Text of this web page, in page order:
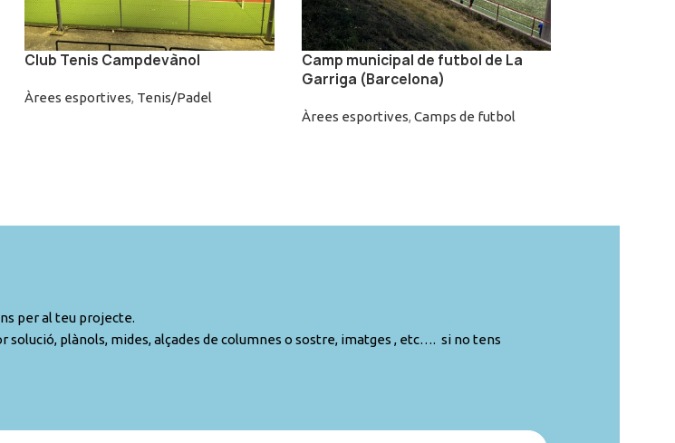
Club Tenis Campdevànol
Àrees esportives, Tenis/Padel
Camp municipal de futbol de La
Garriga (Barcelona)
Àrees esportives, Camps de futbol
per al teu projecte.
plànols, mides, alçades de columnes o sostre, imatges , etc…. si no tens